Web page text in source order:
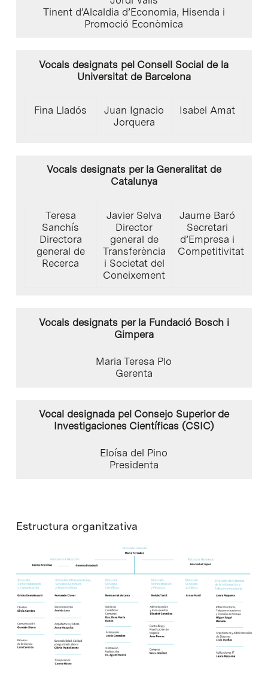
Tinent d’Alcaldia d’Economia, Hisenda i
Promoció Econòmica
Vocals designats pel Consell Social de la
Universitat de Barcelona
Fina Lladós
Juan Ignacio
Jorquera
Isabel Amat
Vocals designats per la Generalitat de
Catalunya
Teresa
Sanchís
Directora
general de
Recerca
Javier Selva
Director
general de
Transferència
i Societat del
Coneixement
Jaume Baró
Secretari
d’Empresa i
Competitivitat
Vocals designats per la Fundació Bosch i
Gimpera
Maria Teresa Plo
Gerenta
Vocal designada pel Consejo Superior de
Investigaciones Científicas (CSIC)
Eloísa del Pino
Presidenta
Estructura organitzativa